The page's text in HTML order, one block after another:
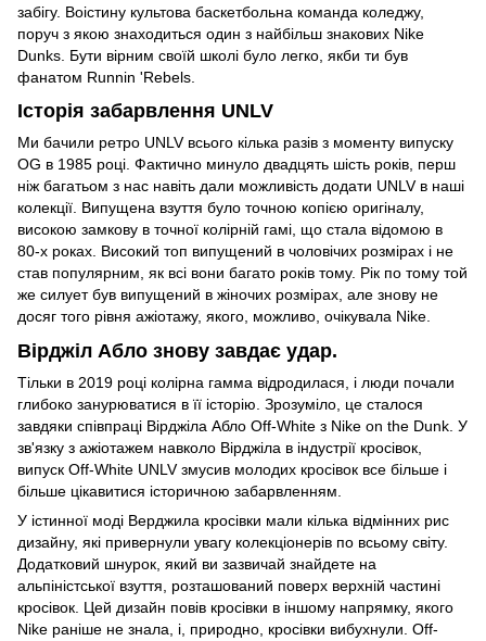
забігу. Воістину культова баскетбольна команда коледжу,
поруч з якою знаходиться один з найбільш знакових Nike
Dunks. Бути вірним своїй школі було легко, якби ти був
фанатом Runnin 'Rebels.
Історія забарвлення UNLV
Ми бачили ретро UNLV всього кілька разів з моменту випуску
OG в 1985 році. Фактично минуло двадцять шість років, перш
ніж багатьом з нас навіть дали можливість додати UNLV в наші
колекції. Випущена взуття було точною копією оригіналу,
високою замкову в точної колірній гамі, що стала відомою в
80-х роках. Високий топ випущений в чоловічих розмірах і не
став популярним, як всі вони багато років тому. Рік по тому той
же силует був випущений в жіночих розмірах, але знову не
досяг того рівня ажіотажу, якого, можливо, очікувала Nike.
Вірджіл Абло знову завдає удар.
Тільки в 2019 році колірна гамма відродилася, і люди почали
глибоко занурюватися в її історію. Зрозуміло, це сталося
завдяки співпраці Вірджіла Абло Off-White з Nike on the Dunk. У
зв'язку з ажіотажем навколо Вірджіла в індустрії кросівок,
випуск Off-White UNLV змусив молодих кросівок все більше і
більше цікавитися історичною забарвленням.
У істинної моді Верджила кросівки мали кілька відмінних рис
дизайну, які привернули увагу колекціонерів по всьому світу.
Додатковий шнурок, який ви зазвичай знайдете на
альпіністської взуття, розташований поверх верхній частині
кросівок. Цей дизайн повів кросівки в іншому напрямку, якого
Nike раніше не знала, і, природно, кросівки вибухнули. Off-